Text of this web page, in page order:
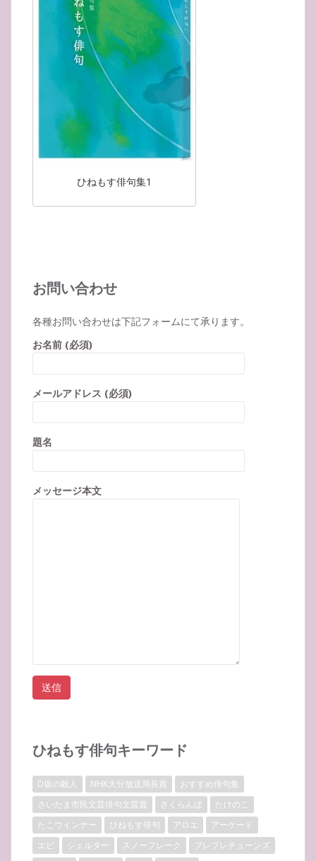
ひねもす俳句集1
お問い合わせ
各種お問い合わせは下記フォームにて承ります。
お名前 (必須)
メールアドレス (必須)
題名
メッセージ本文
ひねもす俳句キーワード
D坂の殺人 NHK大分放送局長賞
おすすめ俳句集
さいたま市民文芸俳句文芸賞
さくらんぼ
たけのこ
たこウインナー
ひねもす俳句 アロエ
アーケード
エビ
シェルター スノーフレーク
プレプレチューンズ